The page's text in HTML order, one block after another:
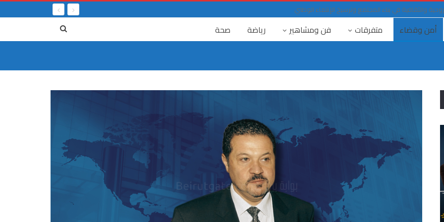
والثقافية في بناء المجتمع وترسيخ الإنتماء الوطني
أمن وقضاء متفرقات فن ومشاهير رياضة صحة
٤ آب
الرابع من آب… حين انفجرت الدولة قبل أن
٤ آب
جريمة الرابع من آب : الحقيقة والعدالة واجب